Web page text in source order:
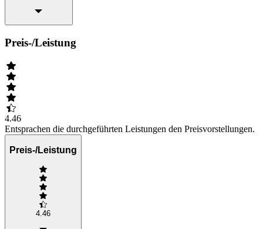
Preis-/Leistung
4.46
Entsprachen die durchgeführten Leistungen den Preisvorstellungen.
Preis-/Leistung
4.46